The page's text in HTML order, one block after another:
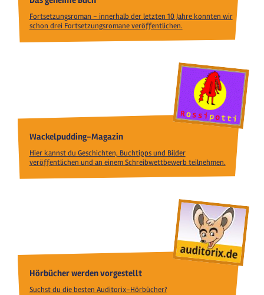
Fortsetzungsroman - innerhalb der letzten 10 Jahre konnten wir
schon drei Fortsetzungsromane veröffentlichen.
Wackelpudding-Magazin
Hier kannst du Geschichten, Buchtipps und Bilder
veröffentlichen und an einem Schreibwettbewerb teilnehmen.
Hörbücher werden vorgestellt
Suchst du die besten Auditorix-Hörbücher?